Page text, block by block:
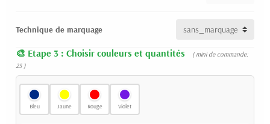
Technique de marquage
Etape 3 : Choisir couleurs et quantités
( mini de commande:
25 )
Bleu Jaune Rouge Violet